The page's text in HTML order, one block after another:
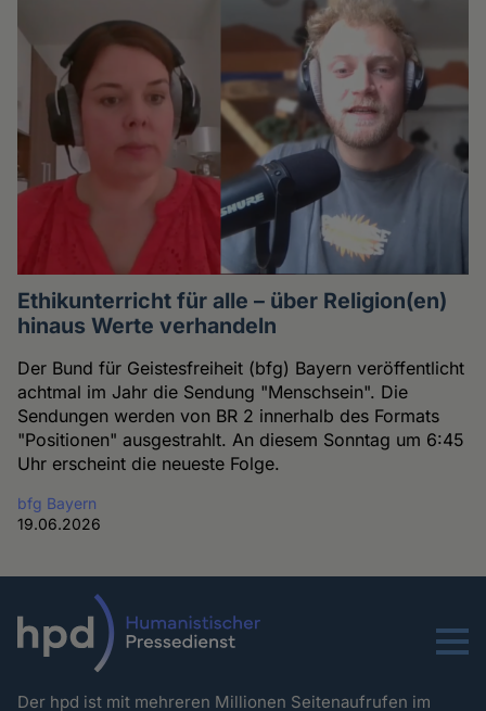
Ethikunterricht für alle – über Religion(en)
hinaus Werte verhandeln
Der Bund für Geistesfreiheit (bfg) Bayern veröffentlicht
achtmal im Jahr die Sendung "Menschsein". Die
Sendungen werden von BR 2 innerhalb des Formats
"Positionen" ausgestrahlt. An diesem Sonntag um 6:45
Uhr erscheint die neueste Folge.
bfg Bayern
19.06.2026
Menu
Der hpd ist mit mehreren Millionen Seitenaufrufen im